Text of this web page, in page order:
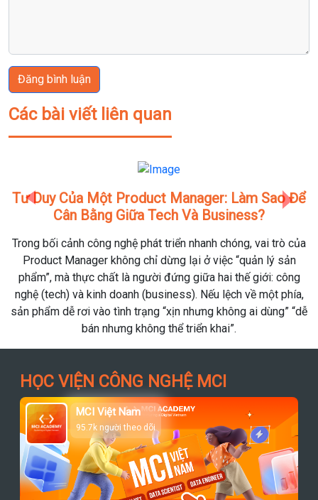
Đăng bình luận
Các bài viết liên quan
Tư Duy Của Một Product Manager: Làm Sao Để
Cân Bằng Giữa Tech Và Business?
Trong bối cảnh công nghệ phát triển nhanh chóng, vai trò của
Product Manager không chỉ dừng lại ở việc “quản lý sản
phẩm”, mà thực chất là người đứng giữa hai thế giới: công
nghệ (tech) và kinh doanh (business). Nếu lệch về một phía,
sản phẩm dễ rơi vào tình trạng “xịn nhưng không ai dùng” “dễ
bán nhưng không thể triển khai”.
Previous Next
HỌC VIỆN CÔNG NGHỆ MCI
MCI Việt Nam
95.7k người theo dõi